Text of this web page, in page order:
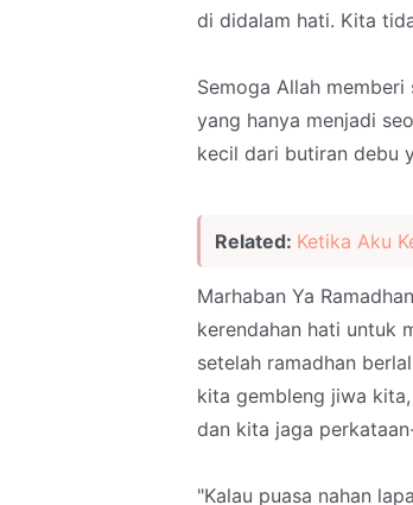
di didalam hati. Kita
Semoga Allah
yang hanya menjadi
kecil dari butiran debu
Related: Ketika Aku
Marhaban Ya
kerendahan hati untuk
setelah ramadhan
kita gembleng jiwa
dan kita jaga
"Kalau puasa nahan